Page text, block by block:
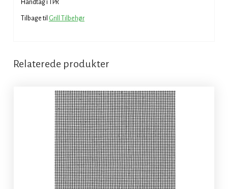
Håndtag i TPR
Tilbage til Grill Tilbehør
Relaterede produkter